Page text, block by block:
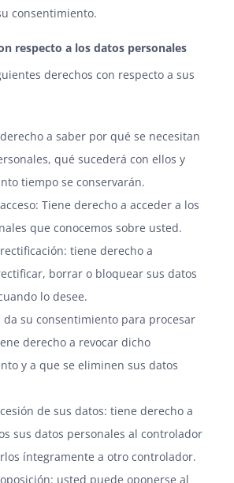
consentimiento.
respecto a los datos personales
derechos con respecto a sus
a saber por qué se necesitan
qué sucederá con ellos y
tiempo se conservarán.
Tiene derecho a acceder a los
que conocemos sobre usted.
tiene derecho a
borrar o bloquear sus datos
lo desee.
da su consentimiento para procesar
derecho a revocar dicho
y a que se eliminen sus datos
de sus datos: tiene derecho a
sus datos personales al controlador
íntegramente a otro controlador.
usted puede oponerse al